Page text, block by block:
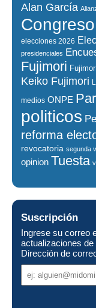
Alan García
Congreso
elecciones 2026
presidenciales
Fujimori
Keiko Fujimori
medios ONPE
politicos
reforma
revocatoria segunda
opinion Tuesta
Suscripción
Ingrese su correo
actualizaciones de
Dirección de
de